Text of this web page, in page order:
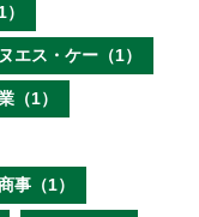
エス・ケー（1）
（1）
事（1）